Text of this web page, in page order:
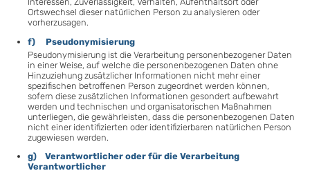
Ortswechsel dieser natürlichen Person zu analysieren oder
vorherzusagen.
f) Pseudonymisierung
Pseudonymisierung ist die Verarbeitung personenbezogener Daten
in einer Weise, auf welche die personenbezogenen Daten ohne
Hinzuziehung zusätzlicher Informationen nicht mehr einer
spezifischen betroffenen Person zugeordnet werden können,
sofern diese zusätzlichen Informationen gesondert aufbewahrt
werden und technischen und organisatorischen Maßnahmen
unterliegen, die gewährleisten, dass die personenbezogenen Daten
nicht einer identifizierten oder identifizierbaren natürlichen Person
zugewiesen werden.
g) Verantwortlicher oder für die Verarbeitung
Verantwortlicher